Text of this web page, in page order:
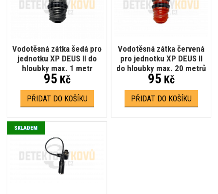
Vodotěsná zátka šedá pro
jednotku XP DEUS II do
hloubky max. 1 metr
95 Kč
PŘIDAT DO KOŠÍKU
Vodotěsná zátka červená
pro jednotku XP DEUS II
do hloubky max. 20 metrů
95 Kč
PŘIDAT DO KOŠÍKU
SKLADEM